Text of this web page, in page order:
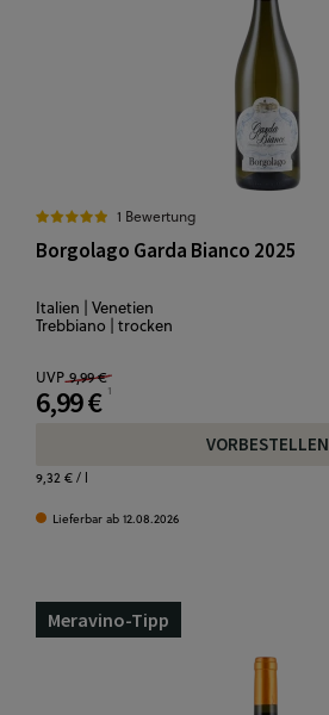
1 Bewertung
Borgolago Garda Bianco 2025
Italien | Venetien
Trebbiano | trocken
UVP 9,99 €
6,99 €
VORBESTELLEN
9,32 €/ l
Lieferbar ab 12.08.2026
Meravino-Tipp